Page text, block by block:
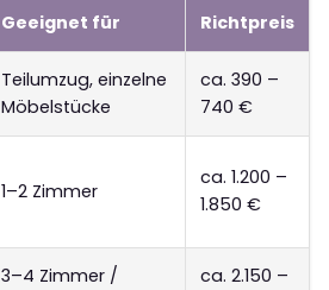
Geeignet für Richtpreis
Teilumzug, einzelne
Möbelstücke
ca. 390 –
740 €
1–2 Zimmer
ca. 1.200 –
1.850 €
3–4 Zimmer /
ca. 2.150 –